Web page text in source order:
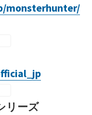
monsterhunter/
リーズ